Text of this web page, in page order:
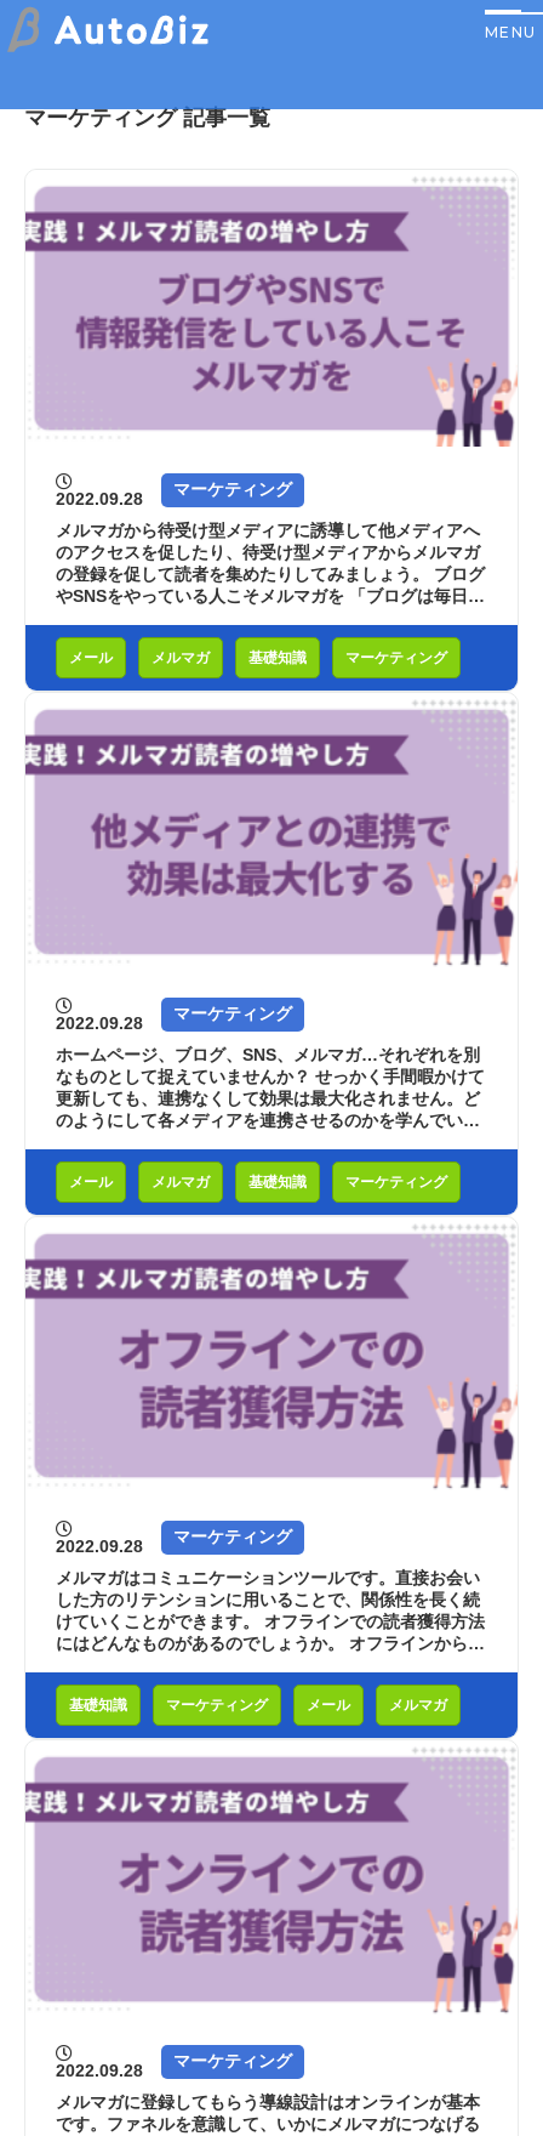
マーケティング 記事一覧
2022.09.28 マーケティング
メルマガから待受け型メディアに誘導して他メディアへ
のアクセスを促したり、待受け型メディアからメルマガ
の登録を促して読者を集めたりしてみましょう。 ブログ
やSNSをやっている人こそメルマガを 「ブログは毎日更
メール メルマガ 基礎知識 マーケティング
2022.09.28 マーケティング
ホームページ、ブログ、SNS、メルマガ…それぞれを別
なものとして捉えていませんか？ せっかく手間暇かけて
更新しても、連携なくして効果は最大化されません。ど
のようにして各メディアを連携させるのかを学んでいき
メール メルマガ 基礎知識 マーケティング
2022.09.28 マーケティング
メルマガはコミュニケーションツールです。直接お会い
した方のリテンションに用いることで、関係性を長く続
けていくことができます。 オフラインでの読者獲得方法
にはどんなものがあるのでしょうか。 オフラインからの
基礎知識 マーケティング メール メルマガ
2022.09.28 マーケティング
メルマガに登録してもらう導線設計はオンラインが基本
です。ファネルを意識して、いかにメルマガにつなげる